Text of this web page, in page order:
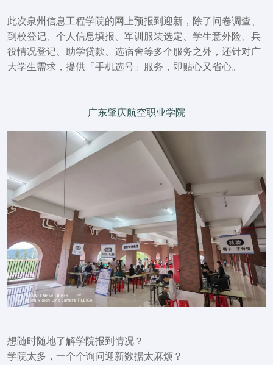
此次泉州信息工程学院的网上预报到迎新，除了问卷调查、
到校登记、个人信息填报、军训服装选定、学生意外险、兵
役情况登记、助学贷款、选宿舍等多个服务之外，还针对广
大学生需求， 提供「手机选号」服务，即贴心又省心。
广东肇庆航空职业学院
想随时随地了解学院报到情况？
学院太多，一个个询问迎新数据太麻烦？